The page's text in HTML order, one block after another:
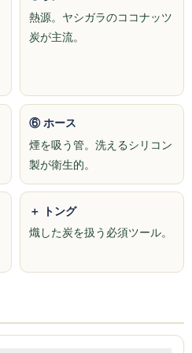
熱源。ヤシガラのココナッツ
炭が主流。
⑥ ホース
煙を吸う管。洗えるシリコン
製が衛生的。
＋ トング
熾した炭を扱う必須ツール。